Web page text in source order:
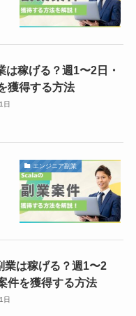
は稼げる？週1〜2日・
獲得する方法
日
エンジニア副業
業は稼げる？週1〜2
件を獲得する方法
日